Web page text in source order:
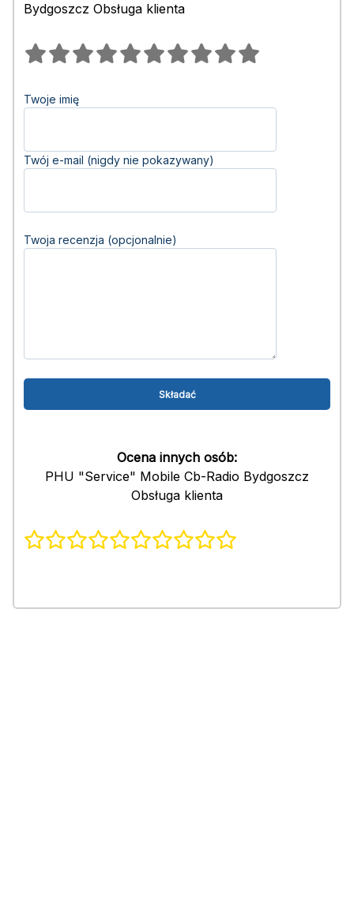
Bydgoszcz Obsługa klienta
Twoje imię
Twój e-mail (nigdy nie pokazywany)
Twoja recenzja (opcjonalnie)
Ocena innych osób:
PHU "Service" Mobile Cb-Radio Bydgoszcz
Obsługa klienta